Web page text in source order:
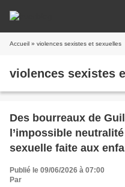
Accueil » violences sexistes et sexuelles
violences sexistes
Des bourreaux de
l’impossible
sexuelle faite aux
Publié le 09/06/2026 à 07:00
Par